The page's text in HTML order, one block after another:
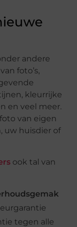
andere
foto’s,
kleurrijke
en veel meer.
van eigen
uw huisdier of
ook tal van
tegen alle